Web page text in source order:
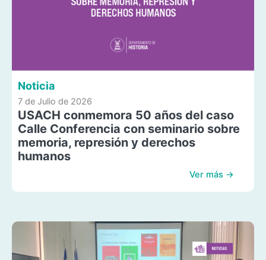
Noticia
7 de Julio de 2026
USACH conmemora 50 años del caso
Calle Conferencia con seminario sobre
memoria, represión y derechos
humanos
Ver más →